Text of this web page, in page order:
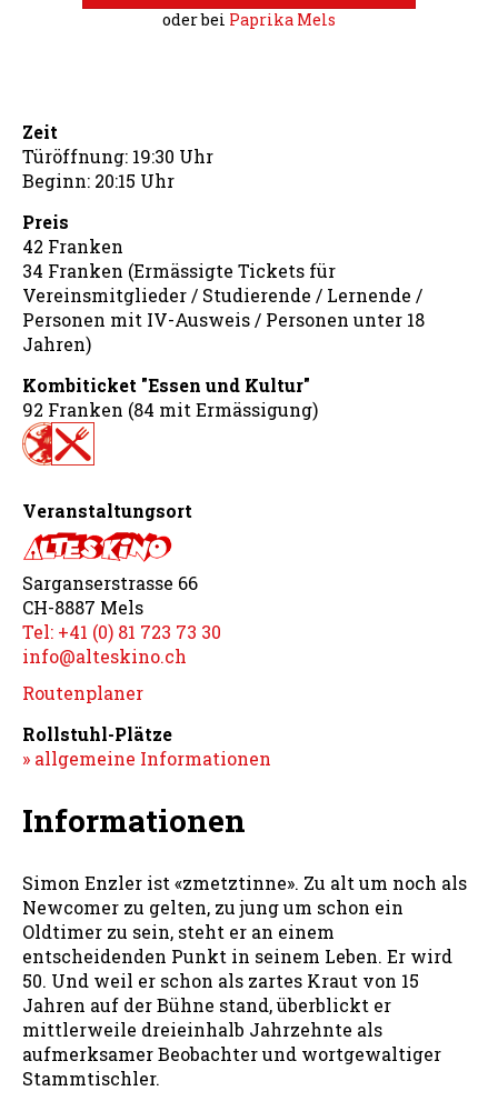
oder bei Paprika Mels
Zeit
Türöffnung: 19:30 Uhr
Beginn: 20:15 Uhr
Preis
42 Franken
34 Franken (Ermässigte Tickets für
Vereinsmitglieder / Studierende / Lernende /
Personen mit IV-Ausweis / Personen unter 18
Jahren)
Kombiticket "Essen und Kultur"
92 Franken (84 mit Ermässigung)
Veranstaltungsort
Sarganserstrasse 66
CH-8887 Mels
Tel: +41 (0) 81 723 73 30
info@alteskino.ch
Routenplaner
Rollstuhl-Plätze
» allgemeine Informationen
Informationen
Simon Enzler ist «zmetztinne». Zu alt um noch als
Newcomer zu gelten, zu jung um schon ein
Oldtimer zu sein, steht er an einem
entscheidenden Punkt in seinem Leben. Er wird
50. Und weil er schon als zartes Kraut von 15
Jahren auf der Bühne stand, überblickt er
mittlerweile dreieinhalb Jahrzehnte als
aufmerksamer Beobachter und wortgewaltiger
Stammtischler.